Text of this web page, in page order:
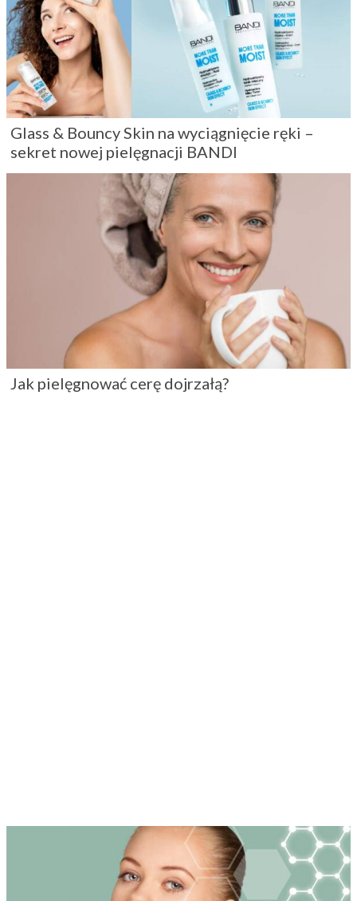
Glass & Bouncy Skin na wyciągnięcie ręki –
sekret nowej pielęgnacji BANDI
Jak pielęgnować cerę dojrzałą?